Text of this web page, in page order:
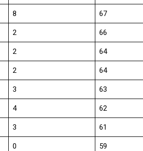
8 67
2 66
2 64
2 64
3 63
4 62
3 61
0 59